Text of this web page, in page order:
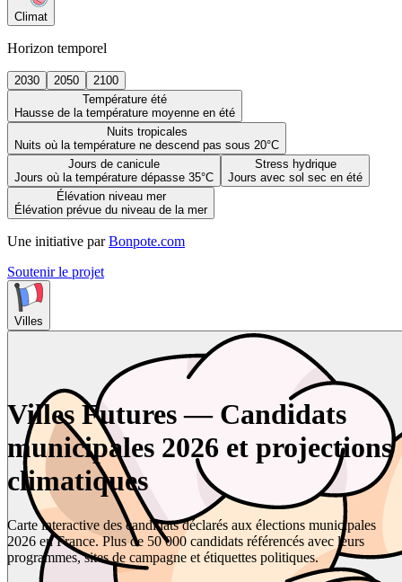
Climat
Horizon temporel
2030 2050
2100
Température été
Hausse de la température moyenne en été
Nuits tropicales
Nuits où la température ne descend pas sous 20°C
Jours de canicule
Jours où la température dépasse 35°C
Stress hydrique
Jours avec sol sec en été
Élévation niveau mer
Élévation prévue du niveau de la mer
Une initiative par Bonpote.com
Soutenir le projet
Villes
Villes Futures — Candidats
municipales 2026 et projections
climatiques
Carte interactive des candidats déclarés aux élections municipales
2026 en France. Plus de 50 000 candidats référencés avec leurs
programmes, sites de campagne et étiquettes politiques.